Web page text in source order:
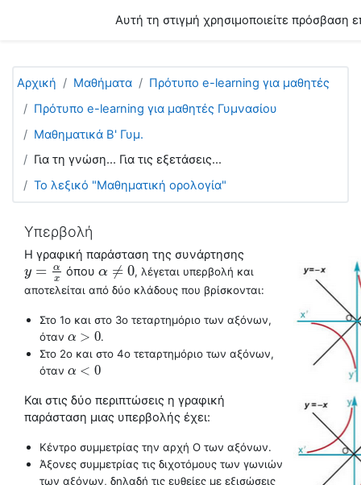
Αυτή τη στιγμή χρησιμοποιείτε πρόσβαση
Αρχική Μαθήματα
Πρότυπο e-learning για μαθητές
Πρότυπο e-learning για μαθητές Γυμνασίου
Μαθηματικά Β' Γυμ.
Για τη γνώση... Για τις εξετάσεις...
Το λεξικό "Μαθηματική ορολογία"
Υπερβολή
H γραφική παράσταση της συνάρτησης
y =
α
x
y=αx όπου α ≠ 0
α≠0 , λέγεται υπερβολή και
αποτελείται από δύο κλάδους που βρίσκονται:
Στο 1ο και στο 3ο τεταρτημόριο των αξόνων,
όταν α > 0
α>0
.
Στο 2ο και στο 4ο τεταρτημόριο των αξόνων,
όταν α < 0
α<0
Και στις δύο περιπτώσεις η γραφική
παράσταση μιας υπερβολής έχει:
Κέντρο συμμετρίας την αρχή Ο των αξόνων.
Άξονες συμμετρίας τις διχοτόμους των γωνιών
των αξόνων, δηλαδή τις ευθείες με εξισώσεις